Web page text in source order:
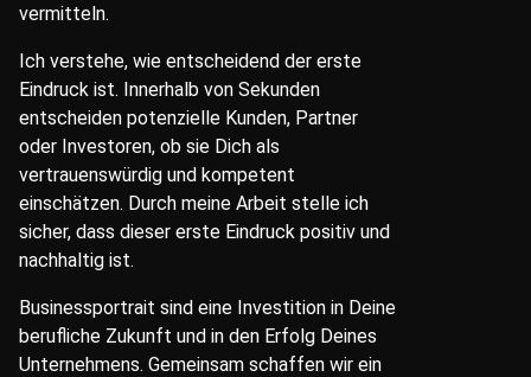
vermitteln.
Ich verstehe, wie entscheidend der erste
Eindruck ist. Innerhalb von Sekunden
entscheiden potenzielle Kunden, Partner
oder Investoren, ob sie Dich als
vertrauenswürdig und kompetent
einschätzen. Durch meine Arbeit stelle ich
sicher, dass dieser erste Eindruck positiv und
nachhaltig ist.
Businessportrait sind eine Investition in Deine
berufliche Zukunft und in den Erfolg Deines
Unternehmens. Gemeinsam schaffen wir ein